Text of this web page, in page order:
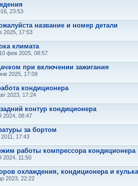
23:53
название и номер детали
2025, 17:53
климата
фев 2025, 08:57
при включении зажигания
2025, 17:09
кондиционера
2023, 17:24
контур кондиционера
2024, 08:47
за бортом
17:43
работы компрессора кондиционера
2024, 11:50
охлаждения, кондиционера и кулька
2023, 22:22